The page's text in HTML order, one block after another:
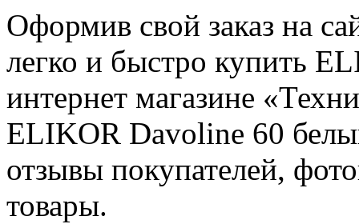
Оформив свой заказ на
легко и быстро купить
интернет магазине
ELIKOR Davoline 60
отзывы покупателей,
товары.